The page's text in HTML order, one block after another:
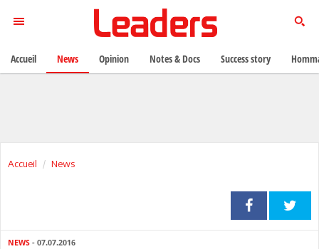
Accueil News
NEWS - 07.07.2016
Accueil News Opinion Notes & Docs Success story